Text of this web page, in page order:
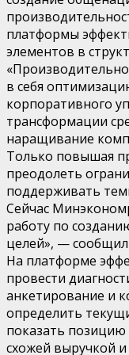
платформы
элементов в
в себя
корпоративного
трансформации
наращивание
Только повышая
преодолеть
поддерживать
Сейчас
работу по
целей», —
​На платформе
провести
анкетирование и
определить
показать позицию
схожей выручкой